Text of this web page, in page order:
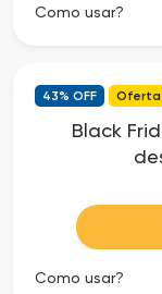
Como usar?
43% OFF Oferta
Black
Como usar?